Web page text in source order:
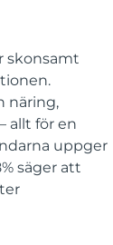
skonsamt
näring,
allt för en
uppger
säger att